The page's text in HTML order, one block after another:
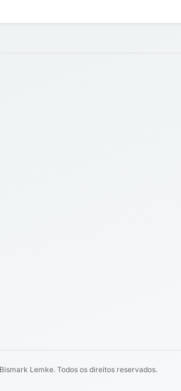
Lemke. Todos os direitos reservados.